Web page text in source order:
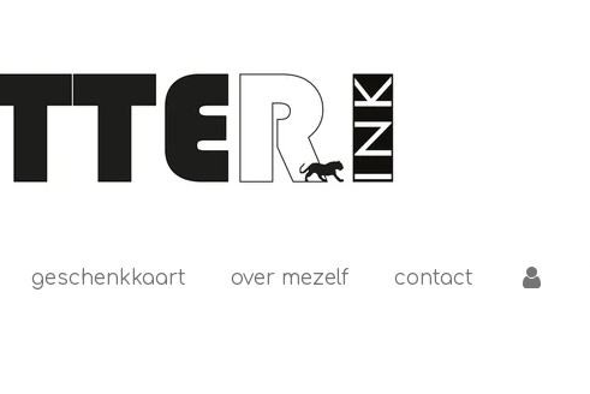
geschenkkaart over mezelf contact